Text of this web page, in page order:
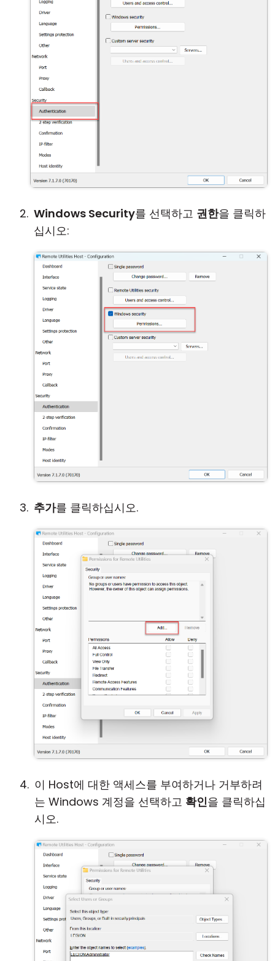
Windows Security를 선택하고 권한을 클릭하
십시오:
추가를 클릭하십시오.
이 Host에 대한 액세스를 부여하거나 거부하려
는 Windows 계정을 선택하고 확인을 클릭하십
시오.